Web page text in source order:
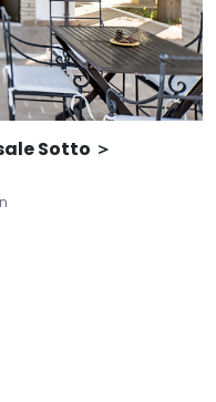
Sotto ＞